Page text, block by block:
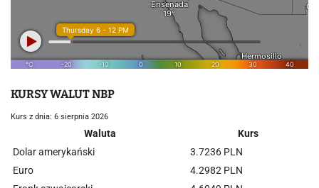
KURSY WALUT NBP
Kurs z dnia: 6 sierpnia 2026
Waluta
Kurs
Dolar amerykański
3.7236 PLN
Euro
4.2982 PLN